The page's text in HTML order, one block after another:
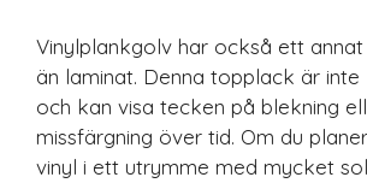
Vinylplankgolv har också ett
än laminat. Denna topplack är inte
och kan visa tecken på blekning
missfärgning över tid. Om du
vinyl i ett utrymme med mycket